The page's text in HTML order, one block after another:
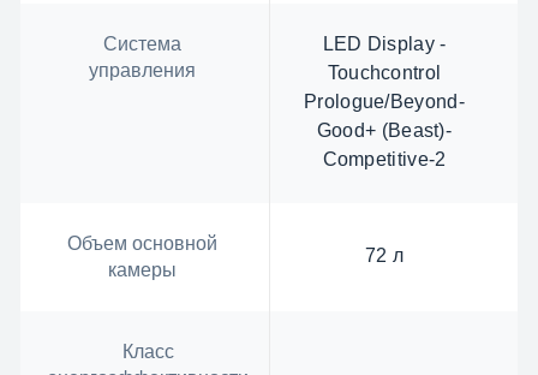
Система
управления
LED Display -
Touchcontrol
Prologue/Beyond-
Good+ (Beast)-
Competitive-2
Объем основной
камеры
72 л
Класс